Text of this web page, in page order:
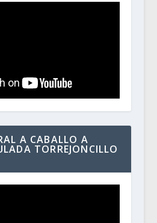
A CABALLO A
TORREJONCILLO